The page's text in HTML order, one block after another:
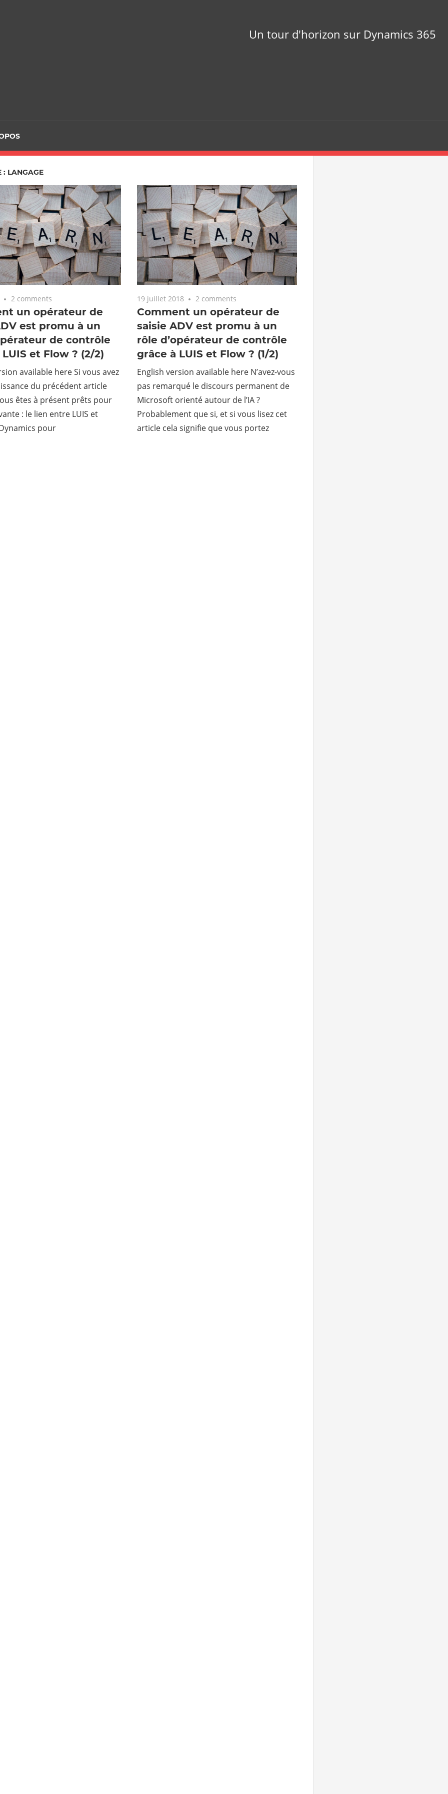
Un tour d'horizon sur Dynamics 365
: LANGAGE
2 comments
un opérateur de
est promu à un
de contrôle
et Flow ? (2/2)
available here Si vous avez
du précédent article
êtes à présent prêts pour
: le lien entre LUIS et
pour
19 juillet 2018 2 comments
Comment un opérateur de
saisie ADV est promu à un
rôle d’opérateur de contrôle
grâce à LUIS et Flow ? (1/2)
English version available here N’avez-vous
pas remarqué le discours permanent de
Microsoft orienté autour de l’IA ?
Probablement que si, et si vous lisez cet
article cela signifie que vous portez